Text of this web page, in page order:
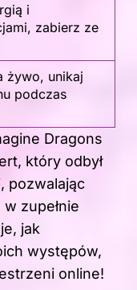
i
zabierz ze
żywo, unikaj
podczas
Dragons
który odbył
pozwalając
zupełnie
jak
występów,
online!